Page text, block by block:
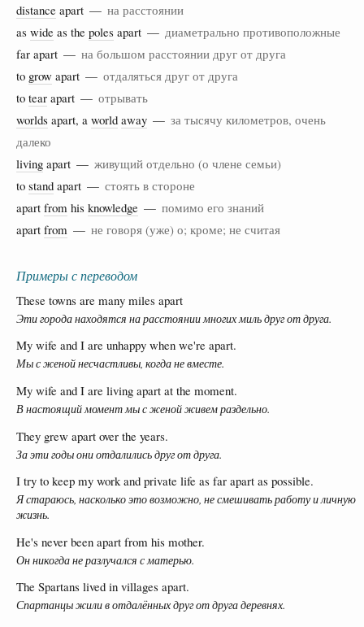
distance apart — на расстоянии
as wide as the poles apart — диаметрально противоположные
far apart — на большом расстоянии друг от друга
to grow apart — отдаляться друг от друга
to tear apart — отрывать
worlds apart, a world away — за тысячу километров, очень
далеко
living apart — живущий отдельно (о члене семьи)
to stand apart — стоять в стороне
apart from his knowledge — помимо его знаний
apart from — не говоря (уже) о; кроме; не считая
Примеры с переводом
These towns are many miles apart
Эти города находятся на расстоянии многих миль друг от друга.
My wife and I are unhappy when we're apart.
Мы с женой несчастливы, когда не вместе.
My wife and I are living apart at the moment.
В настоящий момент мы с женой живем раздельно.
They grew apart over the years.
За эти годы они отдалились друг от друга.
I try to keep my work and private life as far apart as possible.
Я стараюсь, насколько это возможно, не смешивать работу и личную
жизнь.
He's never been apart from his mother.
Он никогда не разлучался с матерью.
The Spartans lived in villages apart.
Спартанцы жили в отдалённых друг от друга деревнях.